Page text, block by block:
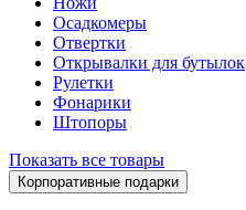
Осадкомеры
Отвертки
Открывалки для бутылок
Рулетки
Фонарики
Штопоры
Показать все товары
Корпоративные подарки